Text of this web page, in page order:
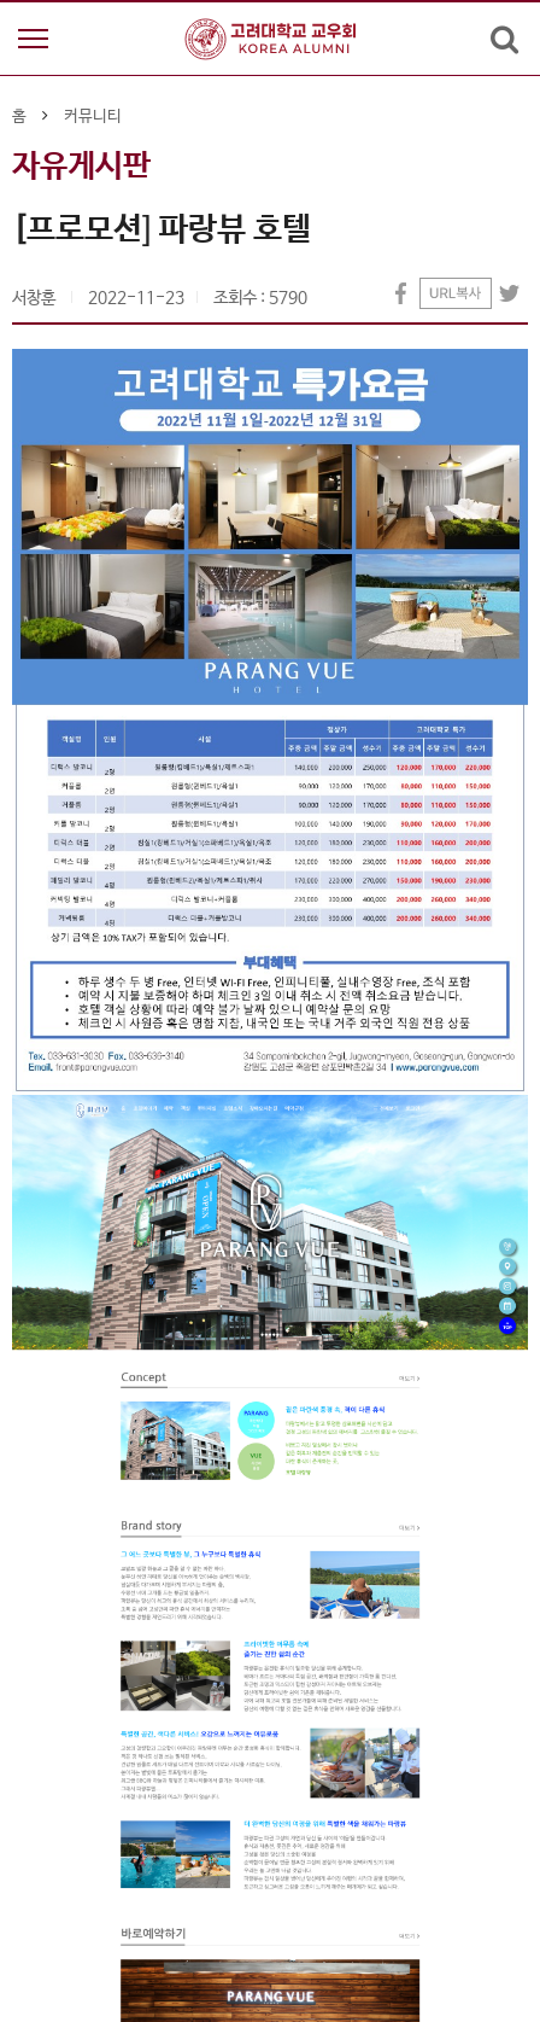
홈 커뮤니티
자유게시판
[프로모션] 파랑뷰 호텔
서창훈 2022-11-23 조회수 : 5790